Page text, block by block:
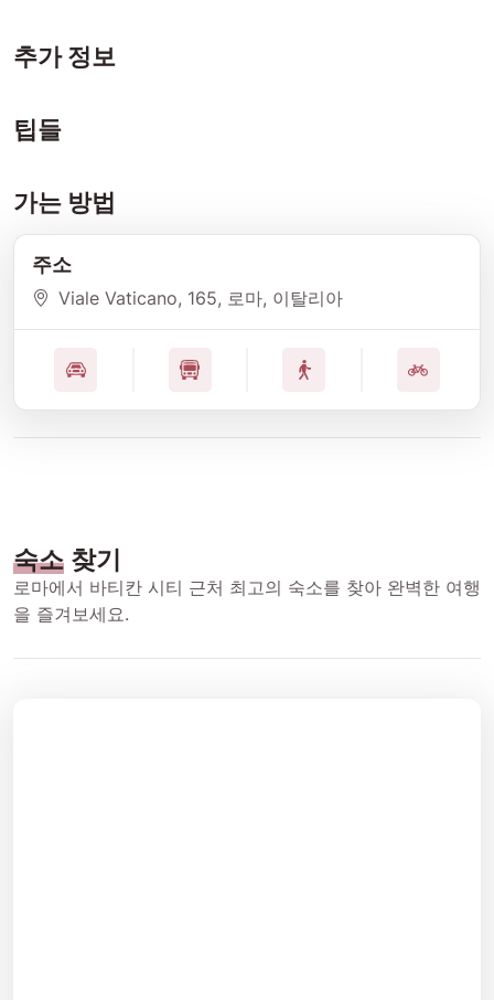
추가 정보
팁들
가는 방법
주소
Viale Vaticano, 165, 로마, 이탈리아
숙소 찾기
로마에서 바티칸 시티 근처 최고의 숙소를 찾아 완벽한 여행
을 즐겨보세요.